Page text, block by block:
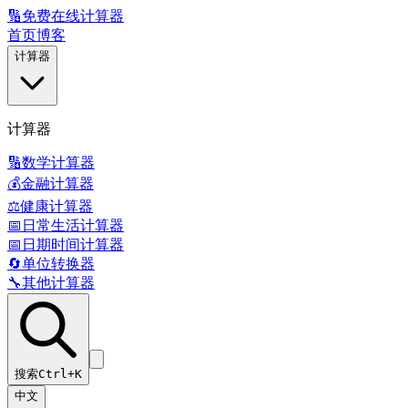
🔢免费在线计算器
首页博客
计算器
计算器
🔢数学计算器
💰金融计算器
⚖️健康计算器
📅 日常生活计算器
📅 日期时间计算器
🔄单位转换器
🔧其他计算器
搜索Ctrl+K
中文